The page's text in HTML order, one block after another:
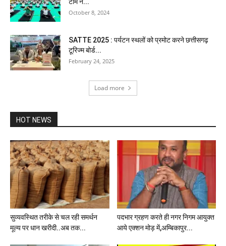
October 8, 2024
SATTE 2025 : पर्यटन स्थलों को प्रमोट करने छत्तीसगढ़
टूरिज्म बोर्ड...
February 24, 2025
Load more
HOT NEWS
सुव्यवस्थित तरीके से चल रही समर्थन
मूल्य पर धान खरीदी..अब तक...
पदभार ग्रहण करते ही नगर निगम आयुक्त
आये एक्शन मोड़ में,अम्बिकापुर...